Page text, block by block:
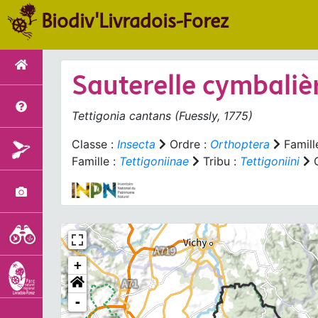
Biodiv'Livradois-Forez
Sauterelle
Tettigonia cantans (Fuessly, 1775)
Classe : Insecta Ordre : Orthoptera
Famille : Tettigoniinae Tribu : Tettigoniini
+
-